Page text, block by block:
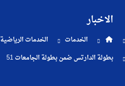
القبول
والتسجيل
الاخبار
الخدمات الخدمات الرياضية
بطولة الدارتس ضمن بطولة الجامعات 51